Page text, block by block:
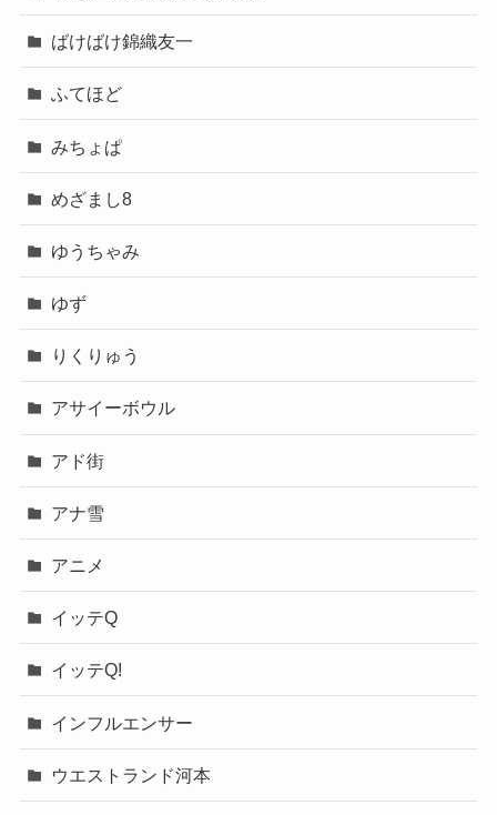
ばけばけ錦織友一
ふてほど
みちょぱ
めざまし8
ゆうちゃみ
ゆず
りくりゅう
アサイーボウル
アド街
アナ雪
アニメ
イッテQ
イッテQ!
インフルエンサー
ウエストランド河本